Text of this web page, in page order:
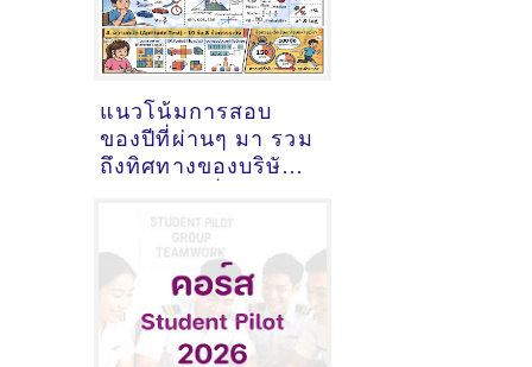
แนวโน้มการสอบ
ของปีที่ผ่านๆ มา รวม
ถึงทิศทางของบริษัท
การณ์แนวทาง
เนื้อหาข้อสอบที่คุณ
ควรเน้นในการเตรี
ยมตัว